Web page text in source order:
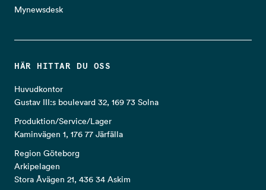
Mynewsdesk
HÄR HITTAR DU OSS
Huvudkontor
Gustav III:s boulevard 32, 169 73 Solna
Produktion/Service/Lager
Kaminvägen 1, 176 77 Järfälla
Region Göteborg
Arkipelagen
Stora Åvägen 21, 436 34 Askim